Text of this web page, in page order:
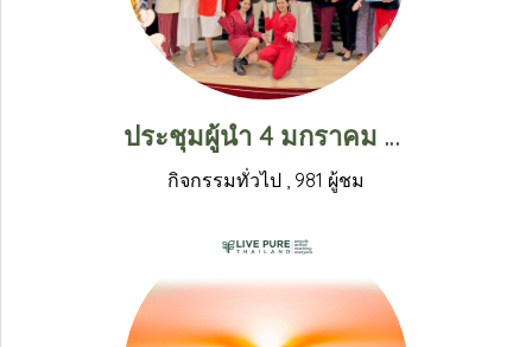
ประชุมผู้นำ 4 มกราคม 2567
กิจกรรมทั่วไป , 981 ผู้ชม